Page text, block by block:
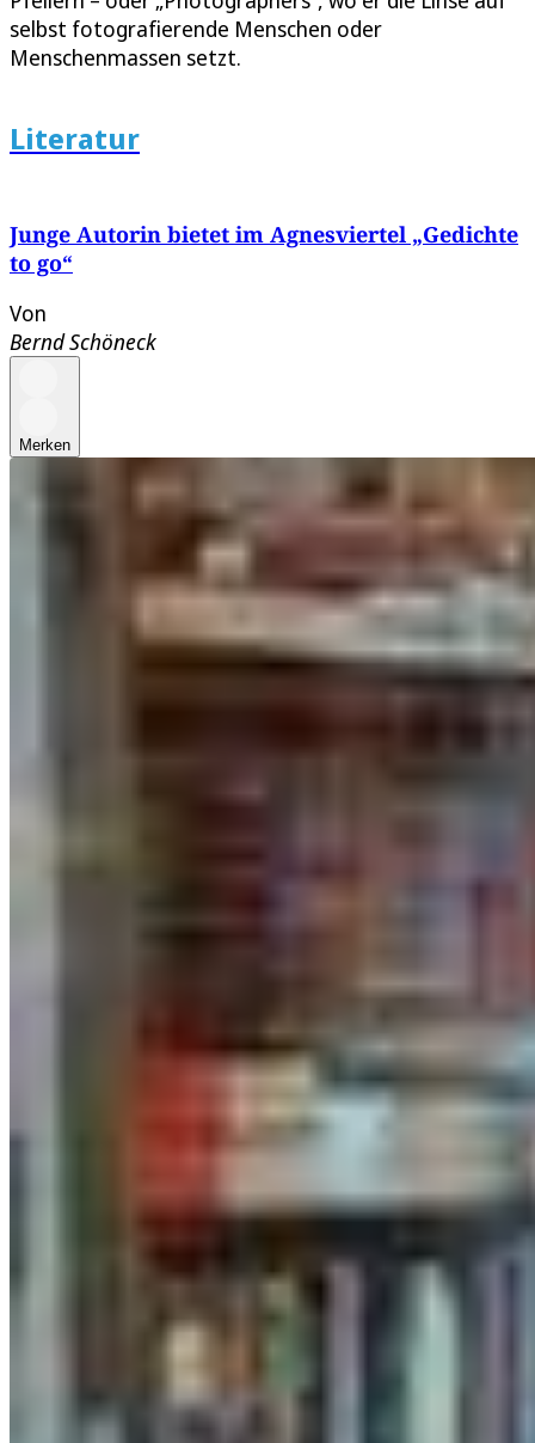
selbst fotografierende Menschen oder
Menschenmassen setzt.
Literatur
Junge Autorin bietet im Agnesviertel „Gedichte
to go“
Von
Bernd Schöneck
Merken